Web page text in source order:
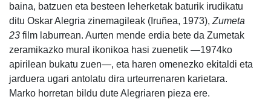
baina, batzuen eta besteen leherketak baturik irudikatu
ditu Oskar Alegria zinemagileak (Iruñea, 1973), Zumeta
23 film laburrean. Aurten mende erdia bete da Zumetak
zeramikazko mural ikonikoa hasi zuenetik —1974ko
apirilean bukatu zuen—, eta haren omenezko ekitaldi eta
jarduera ugari antolatu dira urteurrenaren karietara.
Marko horretan bildu dute Alegriaren pieza ere.